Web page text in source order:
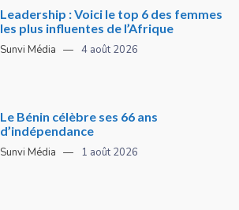
Leadership : Voici le top 6 des femmes
les plus influentes de l’Afrique
Sunvi Média 4 août 2026
Le Bénin célèbre ses 66 ans
d’indépendance
Sunvi Média 1 août 2026